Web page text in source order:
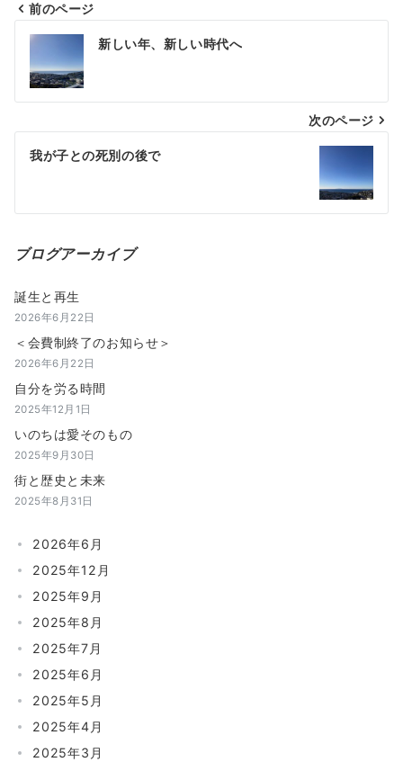
投
稿
ナ
ビ
ゲ
シ
ョ
前のページ
新しい年、新しい時代へ
次のページ
我が子との死別の後で
ブログアーカイブ
誕生と再生
2026年6月22日
＜会費制終了のお知らせ＞
2026年6月22日
自分を労る時間
2025年12月1日
いのちは愛そのもの
2025年9月30日
街と歴史と未来
2025年8月31日
2026年6月
2025年12月
2025年9月
2025年8月
2025年7月
2025年6月
2025年5月
2025年4月
2025年3月